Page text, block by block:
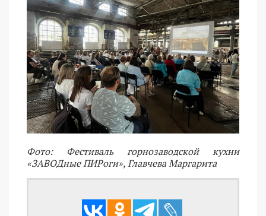
Фото: Фестиваль горнозаводской кухни
«ЗАВОДные ПИРоги», Главчева Маргарита